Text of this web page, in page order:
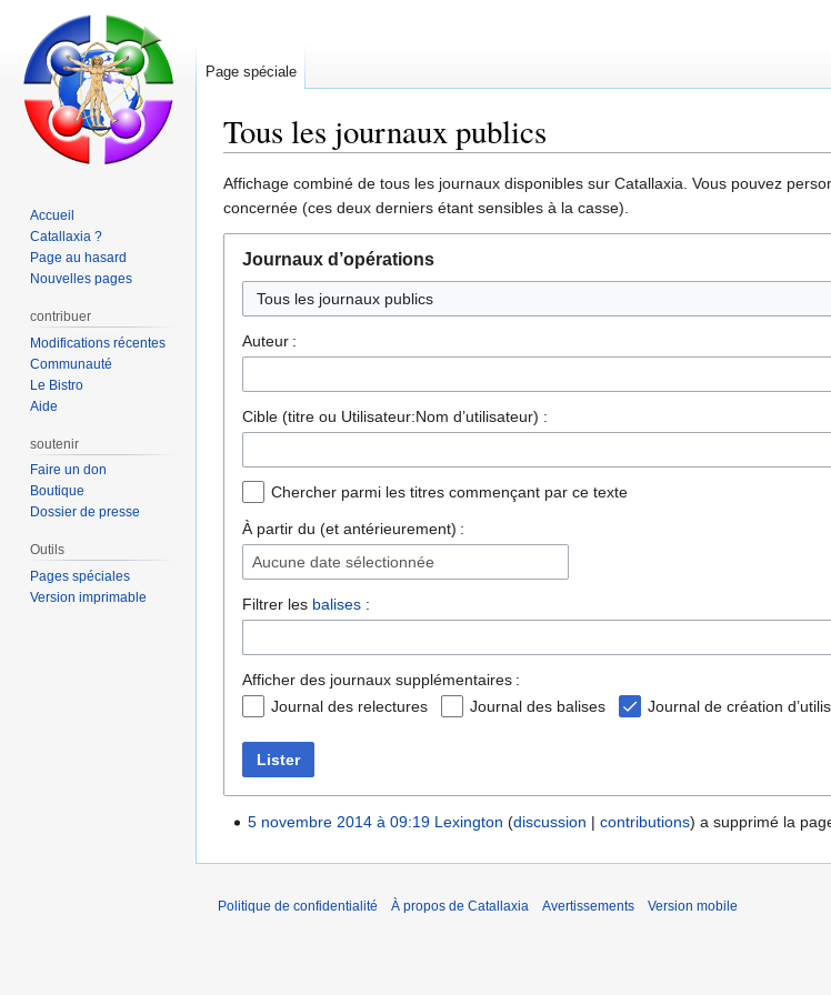
Tous les journaux publics
Aller
à
la
navigation
Aller
à
la
recherche
Affichage combiné de tous les journaux disponibles sur Catallaxia. Vous pouvez
concernée (ces deux derniers étant sensibles à la casse).
Journaux d’opérations
Tous les journaux publics
Auteur :
Cible (titre ou Utilisateur:Nom d’utilisateur) :
Chercher parmi les titres commençant par ce texte
À partir du (et antérieurement) :
Aucune date sélectionnée
Filtrer les balises :
Afficher des journaux supplémentaires :
Journal des relectures
Journal des balises Journal de création
Lister
5 novembre 2014 à 09:19 Lexington discussion contributions a supprimé la
Page spéciale
Accueil
Catallaxia ?
Page au hasard
Nouvelles pages
contribuer
Modifications récentes
Communauté
Le Bistro
Aide
soutenir
Faire un don
Boutique
Dossier de presse
Outils
Pages spéciales
Version imprimable
Politique de confidentialité À propos de Catallaxia Avertissements Version mobile